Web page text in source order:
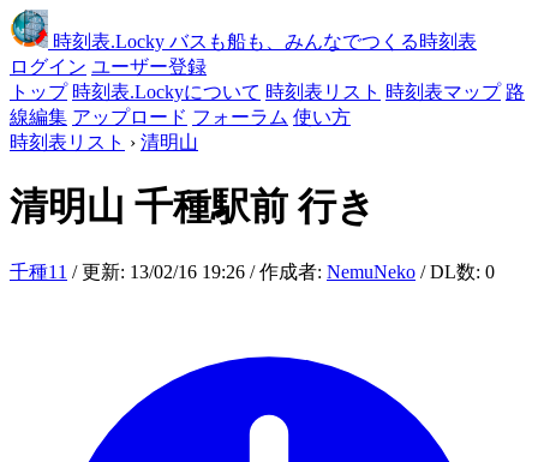
時刻表.Locky バスも船も、みんなでつくる時刻表
ログイン ユーザー登録
トップ 時刻表.Lockyについて 時刻表リスト 時刻表マップ 路
線編集 アップロード フォーラム 使い方
時刻表リスト › 清明山
清明山 千種駅前 行き
千種11 / 更新: 13/02/16 19:26 / 作成者: NemuNeko / DL数: 0